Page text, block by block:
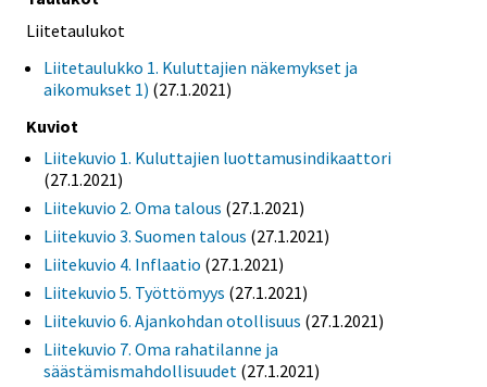
Liitetaulukot
Liitetaulukko 1. Kuluttajien näkemykset ja
aikomukset 1) (27.1.2021)
Kuviot
Liitekuvio 1. Kuluttajien luottamusindikaattori
(27.1.2021)
Liitekuvio 2. Oma talous (27.1.2021)
Liitekuvio 3. Suomen talous (27.1.2021)
Liitekuvio 4. Inflaatio (27.1.2021)
Liitekuvio 5. Työttömyys (27.1.2021)
Liitekuvio 6. Ajankohdan otollisuus (27.1.2021)
Liitekuvio 7. Oma rahatilanne ja
säästämismahdollisuudet (27.1.2021)